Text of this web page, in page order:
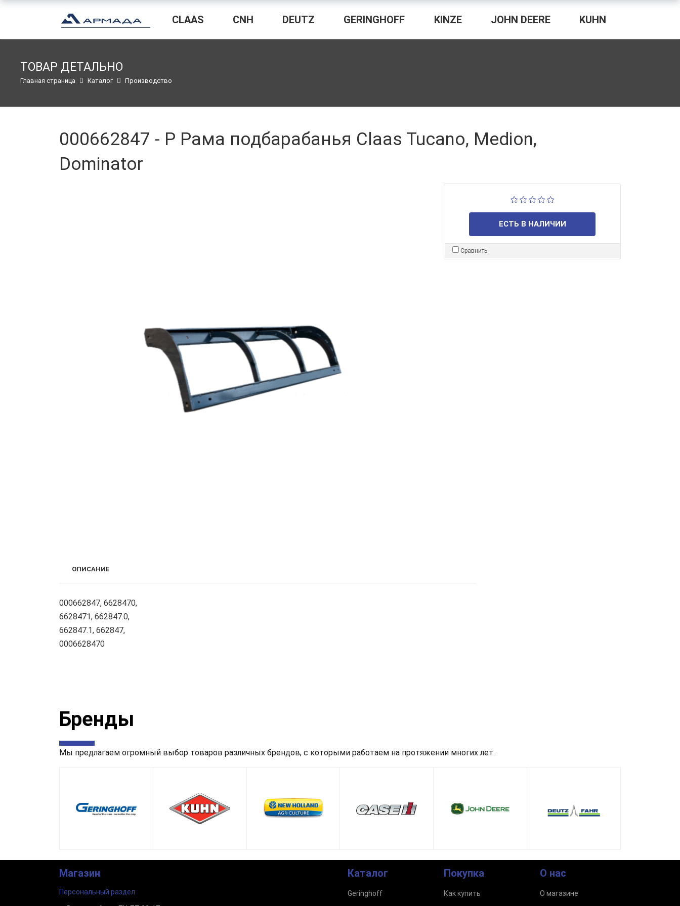
CLAAS CNH DEUTZ GERINGHOFF KINZE JOHN DEERE KUHN
ТОВАР ДЕТАЛЬНО
Главная страница Каталог Производство
000662847 - Р Рама подбарабанья Claas Tucano, Medion,
Dominator
ЕСТЬ В НАЛИЧИИ
Сравнить
ОПИСАНИЕ
000662847, 6628470,
6628471, 662847.0,
662847.1, 662847,
0006628470
Бренды
Мы предлагаем огромный выбор товаров различных брендов, с которыми работаем на протяжении многих лет.
Магазин
Персональный раздел
Каталог
Geringhoff
Покупка
Как купить
О нас
О магазине